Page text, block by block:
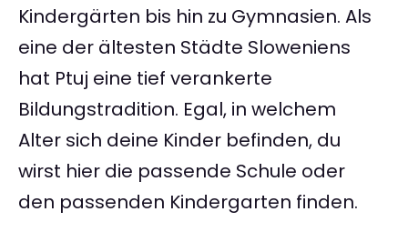
Kindergärten bis hin zu Gymnasien. Als
eine der ältesten Städte Sloweniens
hat Ptuj eine tief verankerte
Bildungstradition. Egal, in welchem
Alter sich deine Kinder befinden, du
wirst hier die passende Schule oder
den passenden Kindergarten finden.